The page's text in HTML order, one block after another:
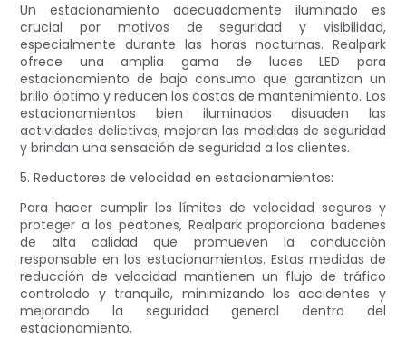
Un estacionamiento adecuadamente iluminado es
crucial por motivos de seguridad y visibilidad,
especialmente durante las horas nocturnas. Realpark
ofrece una amplia gama de luces LED para
estacionamiento de bajo consumo que garantizan un
brillo óptimo y reducen los costos de mantenimiento. Los
estacionamientos bien iluminados disuaden las
actividades delictivas, mejoran las medidas de seguridad
y brindan una sensación de seguridad a los clientes.
5. Reductores de velocidad en estacionamientos:
Para hacer cumplir los límites de velocidad seguros y
proteger a los peatones, Realpark proporciona badenes
de alta calidad que promueven la conducción
responsable en los estacionamientos. Estas medidas de
reducción de velocidad mantienen un flujo de tráfico
controlado y tranquilo, minimizando los accidentes y
mejorando la seguridad general dentro del
estacionamiento.